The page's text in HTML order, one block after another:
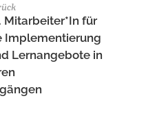
Mitarbeiter*In für
Implementierung
Lernangebote in